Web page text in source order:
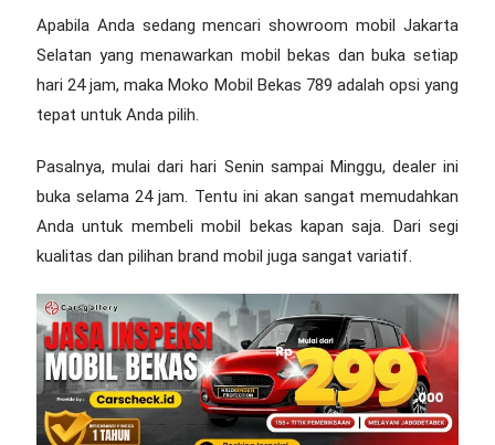
Apabila Anda sedang mencarishowroom mobil Jakarta
Selatan yang menawarkan mobil bekas dan buka setiap
hari 24 jam, maka Moko Mobil Bekas 789 adalah opsi yang
tepat untuk Anda pilih.
Pasalnya, mulai dari hari Senin sampai Minggu, dealer ini
buka selama 24 jam. Tentu ini akan sangat memudahkan
Anda untuk membeli mobil bekas kapan saja. Dari segi
kualitas dan pilihan brand mobil juga sangat variatif.